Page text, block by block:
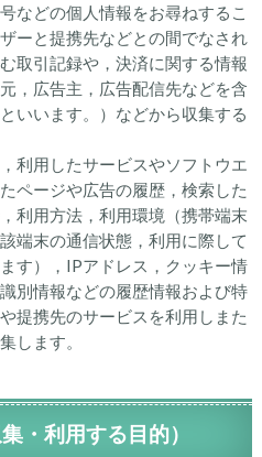
などの個人情報をお尋ねするこ
ーと提携先などとの間でなされ
取引記録や，決済に関する情報
，広告主，広告配信先などを含
いいます。）などから収集する
利用したサービスやソフトウエ
ページや広告の履歴，検索した
利用方法，利用環境（携帯端末
端末の通信状態，利用に際して
す），IPアドレス，クッキー情
別情報などの履歴情報および特
提携先のサービスを利用しまた
します。
・利用する目的）